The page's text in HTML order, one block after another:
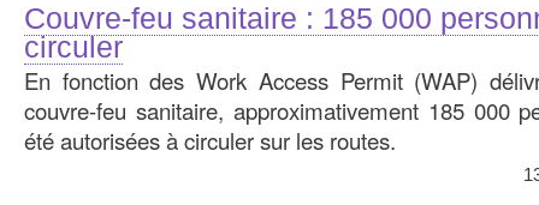
Couvre-feu sanitaire : 185 000
circuler
En fonction des Work Access Permit (WAP)
couvre-feu sanitaire, approximativement 185 000
été autorisées à circuler sur les routes.